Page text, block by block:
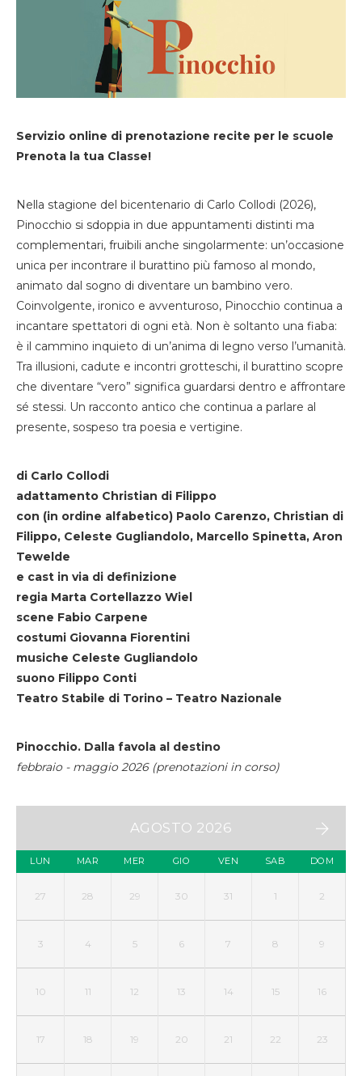
Servizio online di prenotazione recite per le scuole
Prenota la tua Classe!
Nella stagione del bicentenario di Carlo Collodi (2026),
Pinocchio si sdoppia in due appuntamenti distinti ma
complementari, fruibili anche singolarmente: un’occasione
unica per incontrare il burattino più famoso al mondo,
animato dal sogno di diventare un bambino vero.
Coinvolgente, ironico e avventuroso, Pinocchio continua a
incantare spettatori di ogni età. Non è soltanto una fiaba:
è il cammino inquieto di un’anima di legno verso l’umanità.
Tra illusioni, cadute e incontri grotteschi, il burattino scopre
che diventare “vero” significa guardarsi dentro e affrontare
sé stessi. Un racconto antico che continua a parlare al
presente, sospeso tra poesia e vertigine.
di Carlo Collodi
adattamento Christian di Filippo
con (in ordine alfabetico) Paolo Carenzo, Christian di
Filippo, Celeste Gugliandolo, Marcello Spinetta, Aron
Tewelde
e cast in via di definizione
regia Marta Cortellazzo Wiel
scene Fabio Carpene
costumi Giovanna Fiorentini
musiche Celeste Gugliandolo
suono Filippo Conti
Teatro Stabile di Torino – Teatro Nazionale
Pinocchio. Dalla favola al destino
febbraio - maggio 2026 (prenotazioni in corso)
AGOSTO 2026
LUN MAR MER GIO VEN SAB DOM
27 28 29 30 31 1 2
3 4 5 6 7 8 9
10 11 12 13 14 15 16
17 18 19 20 21 22 23